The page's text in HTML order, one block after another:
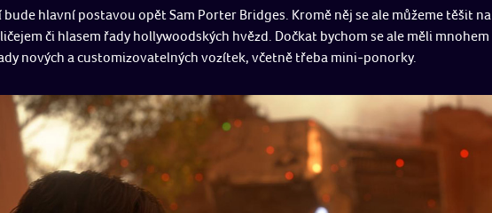
hlavní postavou opět Sam Porter Bridges. Kromě něj se ale můžeme těšit na
či hlasem řady hollywoodských hvězd. Dočkat bychom se ale měli mnohem
nových a customizovatelných vozítek, včetně třeba mini-ponorky.